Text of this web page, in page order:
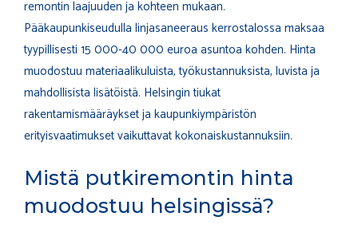
remontin laajuuden ja kohteen mukaan.
Pääkaupunkiseudulla linjasaneeraus kerrostalossa maksaa
tyypillisesti 15 000-40 000 euroa asuntoa kohden. Hinta
muodostuu materiaalikuluista, työkustannuksista, luvista ja
mahdollisista lisätöistä. Helsingin tiukat
rakentamismääräykset ja kaupunkiympäristön
erityisvaatimukset vaikuttavat kokonaiskustannuksiin.
Mistä putkiremontin hinta
muodostuu helsingissä?